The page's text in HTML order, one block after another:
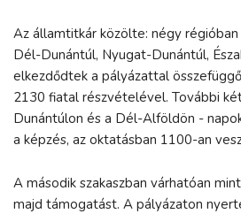
Az államtitkár közölte: négy régióban
Dél-Dunántúl, Nyugat-Dunántúl,
elkezdődtek a pályázattal
2130 fiatal részvételével. További
Dunántúlon és a Dél-Alföldön -
a képzés, az oktatásban 1100-an
A második szakaszban várhatóan
majd támogatást. A pályázaton